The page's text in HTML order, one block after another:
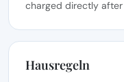
charged directly
Hausregeln